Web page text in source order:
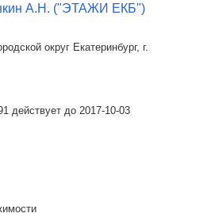
А.Н. ("ЭТАЖИ ЕКБ")
округ Екатеринбург, г.
до 2017-10-03